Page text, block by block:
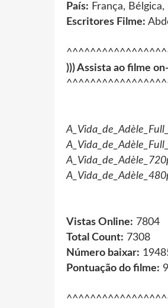
País: França, Bélgica,
Escritores Filme:
))) Assista ao filme
Vistas Online: 7804
Total Count: 7308
Número baixar:
Pontuação do filme: